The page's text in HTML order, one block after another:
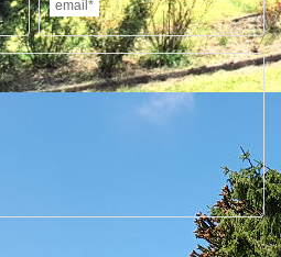
email*